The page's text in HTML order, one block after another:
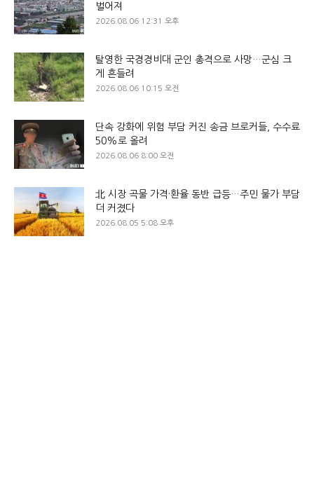
벌어져
2026.08.06 12:31 오후
탈영한 국경경비대 군인 총격으로 사망…군심 크
게 흔들려
2026.08.06 10:15 오전
단속 강화에 위험 부담 커진 송금 브로커들, 수수료
50%로 올려
2026.08.06 8:00 오전
北 시장 곡물 가격·환율 동반 급등…주민 물가 부담
더 커졌다
2026.08.05 5:08 오후